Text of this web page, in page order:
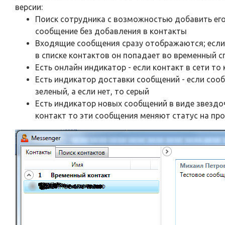
версии:
Поиск сотрудника с возможностью добавить
сообщение без добавления в контакты
Входящие сообщения сразу отображаются;
в списке контактов он попадает во временный
Есть онлайн индикатор - если контакт в сети
Есть индикатор доставки сообщений - если
зеленый, а если нет, то серый
Есть индикатор новых сообщений в виде
контакт то эти сообщения меняют статус на